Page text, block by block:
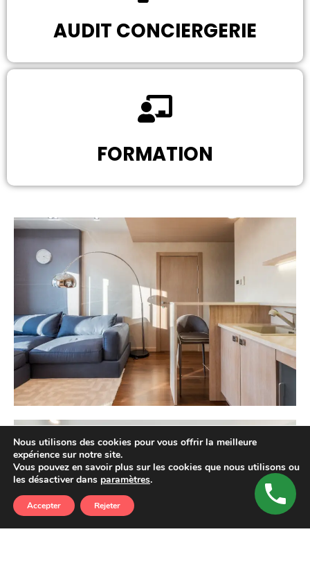
AUDIT CONCIERGERIE
FORMATION
Nous utilisons des cookies pour vous offrir la meilleure
expérience sur notre site.
Vous pouvez en savoir plus sur les cookies que nous utilisons ou
les désactiver dans paramètres.
Accepter Rejeter